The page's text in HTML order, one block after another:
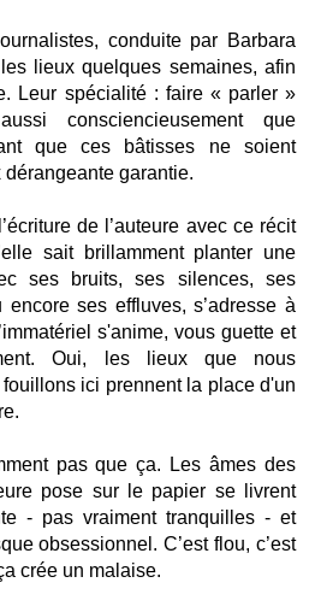
conduite par Barbara
lieux quelques semaines, afin
Leur spécialité : faire « parler »
consciencieusement que
que ces bâtisses ne soient
garantie.
de l’auteure avec ce récit
sait brillamment planter une
ses bruits, ses silences, ses
ses effluves, s’adresse à
s'anime, vous guette et
Oui, les lieux que nous
ici prennent la place d'un
pas que ça. Les âmes des
pose sur le papier se livrent
- pas vraiment tranquilles - et
obsessionnel. C’est flou, c’est
crée un malaise.